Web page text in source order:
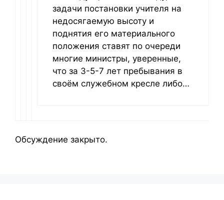
задачи постановки учителя на
недосягаемую высоту и
поднятия его материального
положения ставят по очереди
многие министры, уверенные,
что за 3-5-7 лет пребывания в
своём служебном кресле либо…
Обсуждение закрыто.